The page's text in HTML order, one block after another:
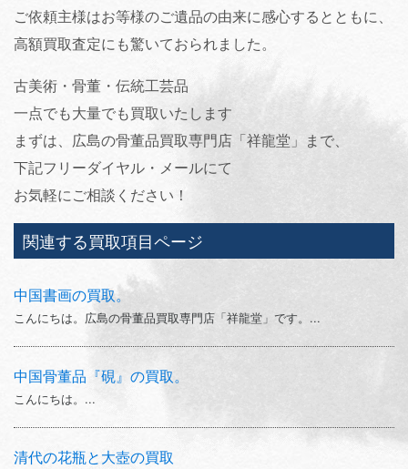
ご依頼主様はお等様のご遺品の由来に感心するとともに、
高額買取査定にも驚いておられました。
古美術・骨董・伝統工芸品
一点でも大量でも買取いたします
まずは、広島の骨董品買取専門店「祥龍堂」まで、
下記フリーダイヤル・メールにて
お気軽にご相談ください！
関連する買取項目ページ
中国書画の買取。
こんにちは。広島の骨董品買取専門店「祥龍堂」です。...
中国骨董品『硯』の買取。
こんにちは。...
清代の花瓶と大壺の買取